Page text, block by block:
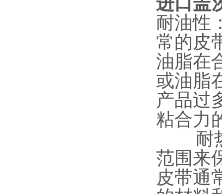
耐油性
常的皮
油脂在
或油脂
产品过
粘合力
耐热
范围来
皮带通